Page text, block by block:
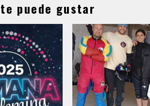
puede gustar